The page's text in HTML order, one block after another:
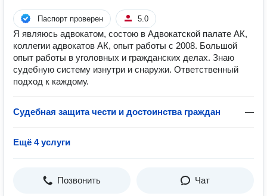
Паспорт проверен 5.0
Я являюсь адвокатом, состою в Адвокатской палате АК,
коллегии адвокатов АК, опыт работы с 2008. Большой
опыт работы в уголовных и гражданских делах. Знаю
судебную систему изнутри и снаружи. Ответственный
подход к каждому.
Судебная защита чести и достоинства граждан —
Ещё 4 услуги
Позвонить Чат